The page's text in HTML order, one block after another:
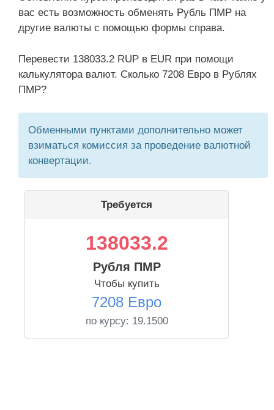
вас есть возможность обменять Рубль ПМР на
другие валюты с помощью формы справа.
Перевести 138033.2 RUP в EUR при помощи
калькулятора валют. Сколько 7208 Евро в Рублях
ПМР?
Обменными пунктами дополнительно может
взиматься комиссия за проведение валютной
конвертации.
Требуется
138033.2
Рубля ПМР
Чтобы купить
7208 Евро
по курсу: 19.1500